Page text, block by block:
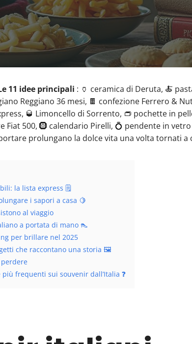
11 idee principali : 🏺 ceramica di Deruta, 🍝
Reggiano 36 mesi, 🍫 confezione Ferrero &
🥃 Limoncello di Sorrento, 👝 pochette in
Fiat 500, 🛞 calendario Pirelli, 💍 pendente in
prolungano la dolce vita una volta tornati a
la lista express 🗒️
i sapori a casa 🍋
al viaggio
a portata di mano 👠
per brillare nel 2025
che raccontano una storia 🖼️
frequenti sui souvenir dall’Italia ❓